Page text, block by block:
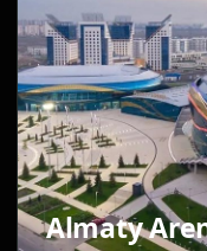
Almaty